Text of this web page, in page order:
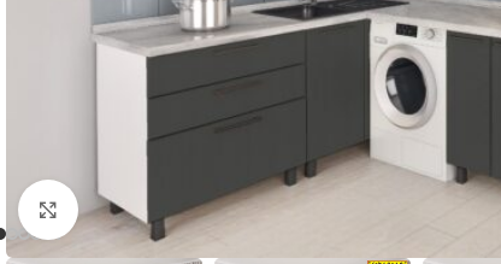
Нажмите, чтобы увеличить